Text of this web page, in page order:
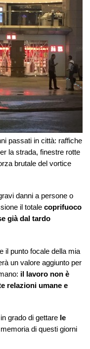
passati in città: raffiche
la strada, finestre rotte
brutale del vortice
danni a persone o
il totale coprifuoco
già dal tardo
il punto focale della mia
un valore aggiunto per
il lavoro non è
relazioni umane e
grado di gettare le
di questi giorni